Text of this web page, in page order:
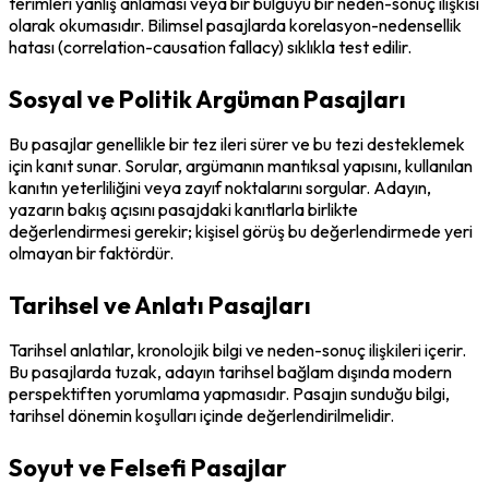
olarak okumasıdır. Bilimsel pasajlarda korelasyon-nedensellik
hatası (correlation-causation fallacy) sıklıkla test edilir.
Sosyal ve Politik Argüman Pasajları
Bu pasajlar genellikle bir tez ileri sürer ve bu tezi desteklemek
için kanıt sunar. Sorular, argümanın mantıksal yapısını, kullanılan
kanıtın yeterliliğini veya zayıf noktalarını sorgular. Adayın,
yazarın bakış açısını pasajdaki kanıtlarla birlikte
değerlendirmesi gerekir; kişisel görüş bu değerlendirmede yeri
olmayan bir faktördür.
Tarihsel ve Anlatı Pasajları
Tarihsel anlatılar, kronolojik bilgi ve neden-sonuç ilişkileri içerir.
Bu pasajlarda tuzak, adayın tarihsel bağlam dışında modern
perspektiften yorumlama yapmasıdır. Pasajın sunduğu bilgi,
tarihsel dönemin koşulları içinde değerlendirilmelidir.
Soyut ve Felsefi Pasajlar